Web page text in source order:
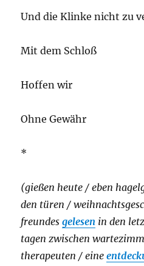
Und die Klinke nicht zu
Mit dem Schloß
Hoffen wir
Ohne Gewähr
*
(gießen heute / eben
den türen /
freundesgelesen in den
tagen zwischen
therapeuten / eine